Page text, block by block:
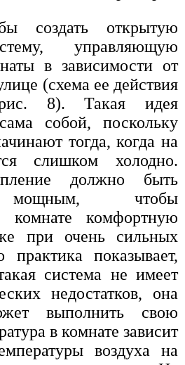
создать открытую
управляющую
в зависимости от
(схема ее действия
8). Такая идея
собой, поскольку
тогда, когда на
слишком холодно.
должно быть
мощным, чтобы
комнате комфортную
при очень сильных
практика показывает,
система не имеет
недостатков, она
выполнить свою
в комнате зависит
воздуха на